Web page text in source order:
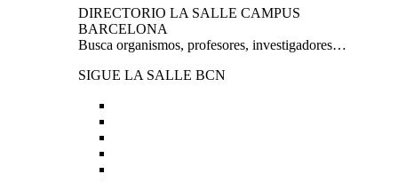
DIRECTORIO LA SALLE CAMPUS
BARCELONA
Busca organismos, profesores, investigadores…
SIGUE LA SALLE BCN